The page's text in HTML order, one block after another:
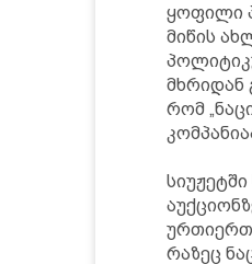
ყოფილი
მიწის
მხრიდან
რომ
რაზეც